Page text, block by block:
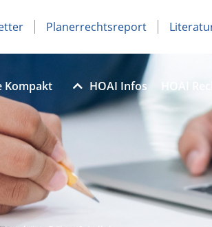
Planerrechtsreport
Kompakt HOAI Infos HOAI